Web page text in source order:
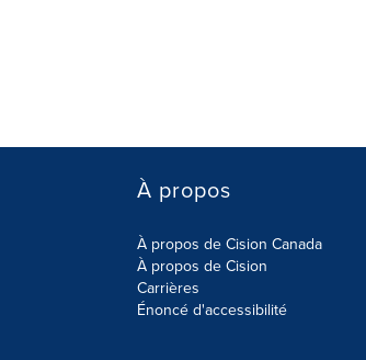
À propos
À propos de Cision Canada
À propos de Cision
Carrières
Énoncé d'accessibilité